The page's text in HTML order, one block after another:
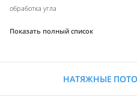
обработка угла
Показать полный список
НАТЯЖНЫЕ